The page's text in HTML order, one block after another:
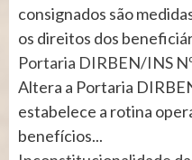
consignados são
os direitos dos
Portaria DIRBEN/INS
Altera a Portaria
estabelece a rotina
benefícios...